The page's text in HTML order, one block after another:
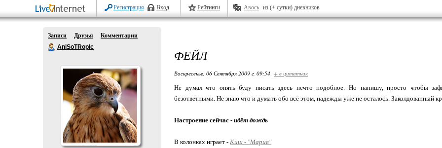
Регистрация Вход Рейтинги Авось из (+ сутки) дневников
Записи Друзья
Комментарии
AniSoTRopIc
ФЕЙЛ
Воскресенье, 06 Сентября 2009 г. 09:54 + в цитатник
Не думал что опять буду писать здесь нечто подобное. Но напишу, просто чтобы
безответными. Не знаю что и думать обо всё этом, надежды уже не осталось. Заколдованный
Настроение сейчас - идёт дождь
В колонках играет - Киш - "Мария"